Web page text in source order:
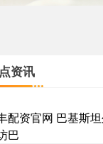
资讯
配资官网 巴基斯
巴